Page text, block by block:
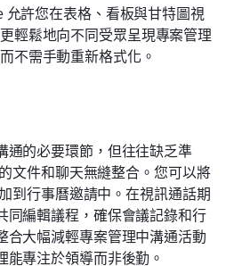
允許您在表格、看板與甘特圖視
輕鬆地向不同受眾呈現專案管理
不需手動重新格式化。
通的必要環節，但往往缺乏準
文件和聊天無縫整合。您可以將
到行事曆邀請中。在視訊通話期
同編輯議程，確保會議記錄和行
合大幅減輕專案管理中溝通活動
專注於領導而非後勤。